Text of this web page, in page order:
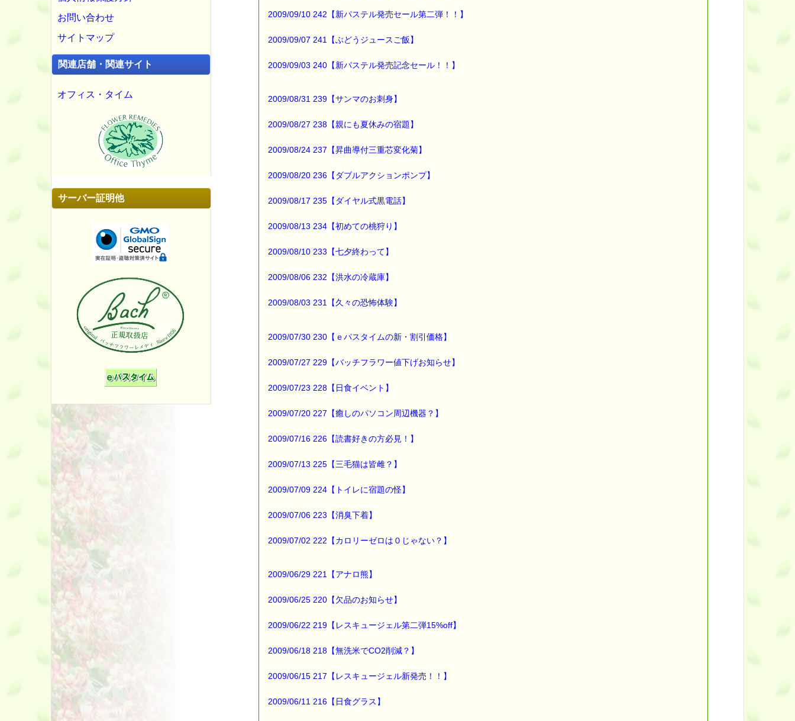
お問い合わせ
サイトマップ
関連店舗・関連サイト
オフィス・タイム
サーバー証明他
のご案内でした (^^)
■本日のオススメ情報 ━━━━━━━━━━━━━━━━━━━━☆
http*://www.pass-thyme.com/special/***********
▼レスキュースプレーの代用：レスキューレメディ 1,850円
https://pass-thyme.com/shopping/1oshi.asp
■ｅパスタイム通信編集長 ルコ＠千葉るみこ 編集後記 ━━━━☆
今日から11月も後半ですね
冬が近づいているのを
今回のクーポンは
高確率クーポンですよー
最後まで読んでいただきありがとうございます。
*****@pass-thyme.com
■メルマガ読者だけの eクーポン券 プレゼント ━━━━━━━━☆
★★★★★★★★★★★★★★★★★★★★★★★★★★★★★★★
ｅクーポン：****-******
タイプ ：くじタイプ★高確率★
バッチフラワーレメディ・レスキュークリーム１本当毎に
200円（1等）～50円（3等）の範囲内で割引きになります。
当たる確率は（★1等：10% ★2等：20% ★3等：70%）です。
※バッチフラワー関連商品・関連書籍、セット商品は対象外です。
※1度のご購入につき1枚しかご利用いただけません。
詳しくは下記サイトをご覧ください。
∞∞∞∞∞∞∞∞∞∞∞∞∞∞∞∞∞∞∞∞∞∞∞∞∞∞∞∞∞∞∞∞∞
このメールはｅパスタイムをご利用（ご注文、お問い合わせ、プレゼント
割引クーポン券のプレゼントや、耳より情報をいち早くお届け致します！
このメールマガジンのバックナンバーはこちらです
→https://pass-thyme.com/special/mailmaga.asp
バッチフラワー レメディに出会えて良かった！！
2009/09/10 242【新パステル発売セール第二弾！！】
2009/09/07 241【ぶどうジュースご飯】
2009/09/03 240【新パステル発売記念セール！！】
2009/08/31 239【サンマのお刺身】
2009/08/27 238【親にも夏休みの宿題】
2009/08/24 237【昇曲導付三重芯変化菊】
2009/08/20 236【ダブルアクションポンプ】
2009/08/17 235【ダイヤル式黒電話】
2009/08/13 234【初めての桃狩り】
2009/08/10 233【七夕終わって】
2009/08/06 232【洪水の冷蔵庫】
2009/08/03 231【久々の恐怖体験】
2009/07/30 230【ｅパスタイムの新・割引価格】
2009/07/27 229【バッチフラワー値下げお知らせ】
2009/07/23 228【日食イベント】
2009/07/20 227【癒しのパソコン周辺機器？】
2009/07/16 226【読書好きの方必見！】
2009/07/13 225【三毛猫は皆雌？】
2009/07/09 224【トイレに宿題の怪】
2009/07/06 223【消臭下着】
2009/07/02 222【カロリーゼロは０じゃない？】
2009/06/29 221【アナロ熊】
2009/06/25 220【欠品のお知らせ】
2009/06/22 219【レスキュージェル第二弾15%off】
2009/06/18 218【無洗米でCO2削減？】
2009/06/15 217【レスキュージェル新発売！！】
2009/06/11 216【日食グラス】